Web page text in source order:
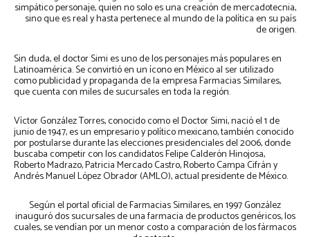
simpático personaje, quien no solo es una creación de mercadotecnia,
sino que es real y hasta pertenece al mundo de la política en su país
de origen.
Sin duda, el doctor Simi es uno de los personajes más populares en
Latinoamérica. Se convirtió en un ícono en México al ser utilizado
como publicidad y propaganda de la empresa Farmacias Similares,
que cuenta con miles de sucursales en toda la región.
Víctor González Torres, conocido como el Doctor Simi, nació el 1 de
junio de 1947, es un empresario y político mexicano, también conocido
por postularse durante las elecciones presidenciales del 2006, donde
buscaba competir con los candidatos Felipe Calderón Hinojosa,
Roberto Madrazo, Patricia Mercado Castro, Roberto Campa Cifrán y
Andrés Manuel López Obrador (AMLO), actual presidente de México.
Según el portal oficial de Farmacias Similares, en 1997 González
inauguró dos sucursales de una farmacia de productos genéricos, los
cuales, se vendían por un menor costo a comparación de los fármacos